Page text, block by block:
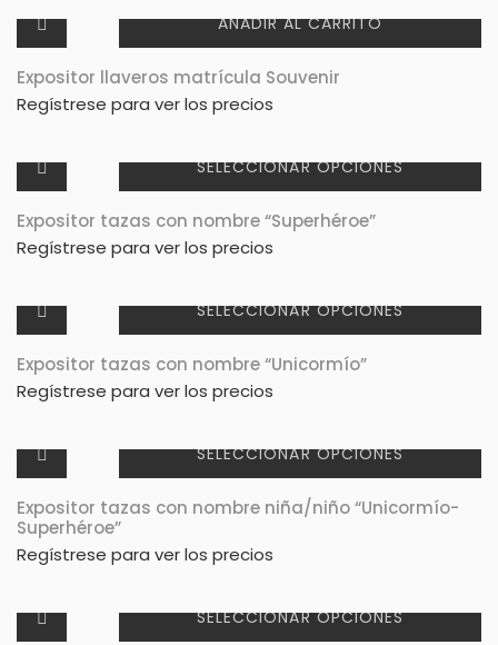
AÑADIR AL CARRITO
Expositor llaveros matrícula Souvenir
Regístrese para ver los precios
SELECCIONAR OPCIONES
Expositor tazas con nombre “Superhéroe”
Regístrese para ver los precios
SELECCIONAR OPCIONES
Expositor tazas con nombre “Unicormío”
Regístrese para ver los precios
SELECCIONAR OPCIONES
Expositor tazas con nombre niña/niño “Unicormío-
Superhéroe”
Regístrese para ver los precios
SELECCIONAR OPCIONES